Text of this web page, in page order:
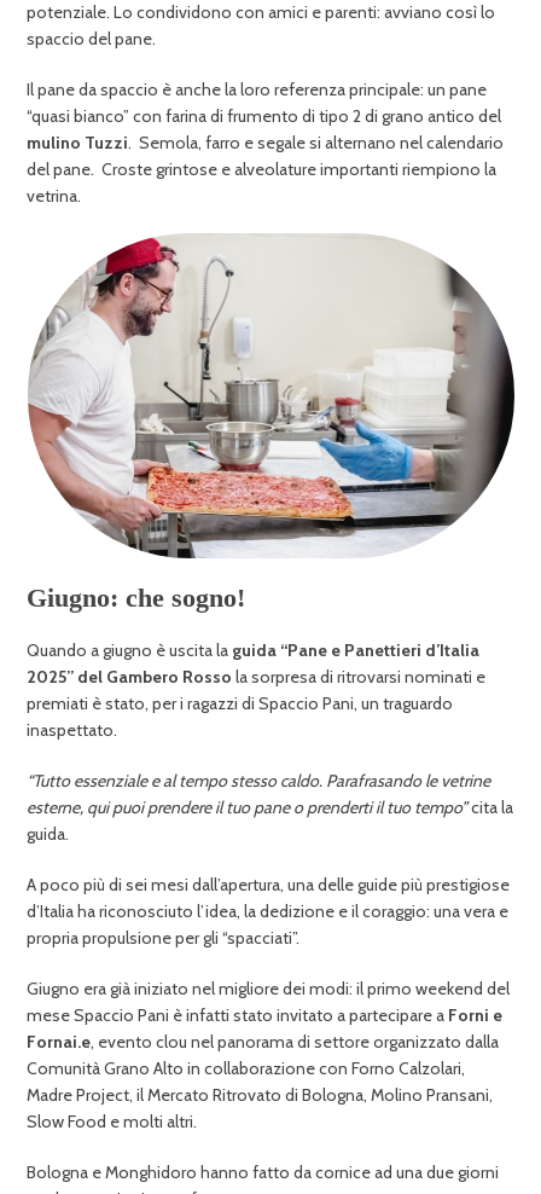
potenziale. Lo condividono con amici e parenti: avviano così lo
spaccio del pane.
Il pane da spaccio è anche la loro referenza principale: un pane
“quasi bianco” con farina di frumento di tipo 2 di grano antico del
mulino Tuzzi. Semola, farro e segale si alternano nel calendario
del pane. Croste grintose e alveolature importanti riempiono la
vetrina.
Giugno: che sogno!
Quando a giugno è uscita la guida “Pane e Panettieri d’Italia
2025” del Gambero Rosso la sorpresa di ritrovarsi nominati e
premiati è stato, per i ragazzi di Spaccio Pani, un traguardo
inaspettato.
“Tutto essenziale e al tempo stesso caldo. Parafrasando le vetrine
esterne, qui puoi prendere il tuo pane o prenderti il tuo tempo”cita la
guida.
A poco più di sei mesi dall’apertura, una delle guide più prestigiose
d’Italia ha riconosciuto l’idea, la dedizione e il coraggio: una vera e
propria propulsione per gli “spacciati”.
Giugno era già iniziato nel migliore dei modi: il primo weekend del
mese Spaccio Pani è infatti stato invitato a partecipare a Forni e
Fornai.e, evento clou nel panorama di settore organizzato dalla
Comunità Grano Alto in collaborazione con Forno Calzolari,
Madre Project, il Mercato Ritrovato di Bologna, Molino Pransani,
Slow Food e molti altri.
Bologna e Monghidoro hanno fatto da cornice ad una due giorni